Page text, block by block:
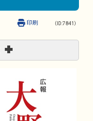
（ID:7841）
印刷